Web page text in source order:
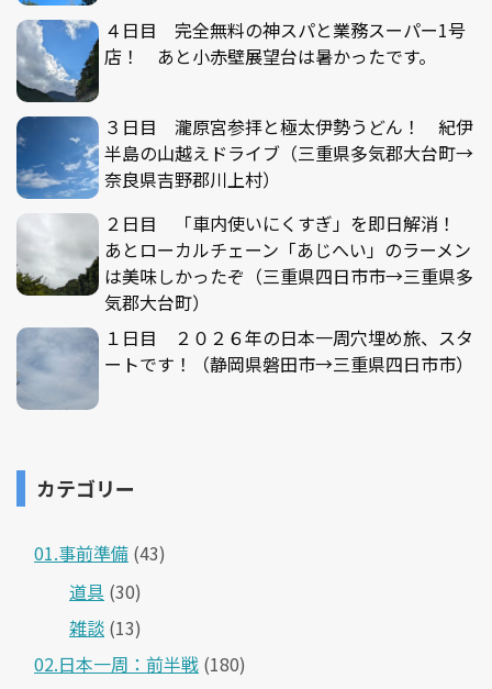
４日目 完全無料の神スパと業務スーパー1号
店！ あと小赤壁展望台は暑かったです。
３日目 瀧原宮参拝と極太伊勢うどん！ 紀伊
半島の山越えドライブ（三重県多気郡大台町→
奈良県吉野郡川上村）
２日目 「車内使いにくすぎ」を即日解消！
あとローカルチェーン「あじへい」のラーメン
は美味しかったぞ（三重県四日市市→三重県多
気郡大台町）
１日目 ２０２６年の日本一周穴埋め旅、スタ
ートです！（静岡県磐田市→三重県四日市市）
カテゴリー
01.事前準備 (43)
道具 (30)
雑談 (13)
02.日本一周：前半戦 (180)